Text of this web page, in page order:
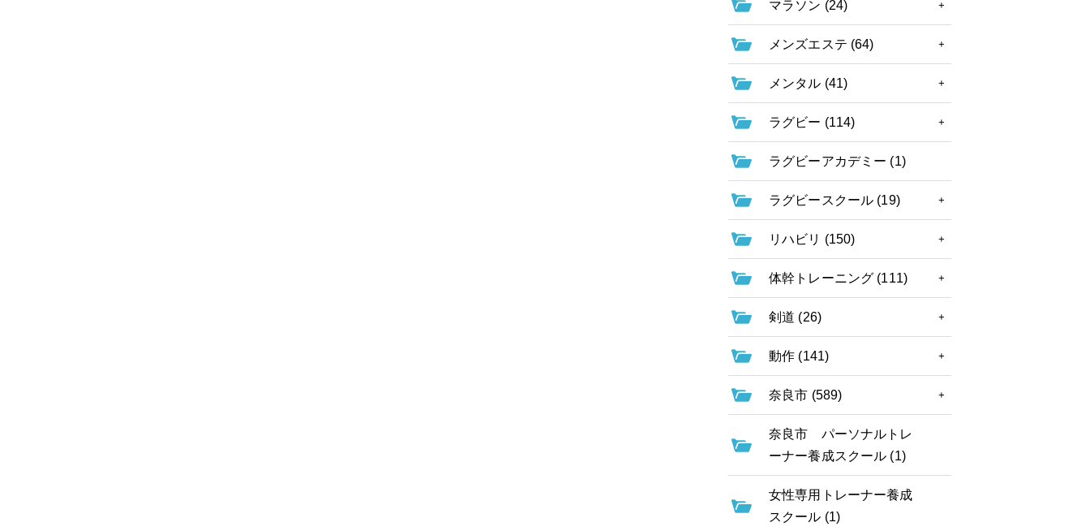
マラソン (24)
メンズエステ (64)
メンタル (41)
ラグビー (114)
ラグビーアカデミー (1)
ラグビースクール (19)
リハビリ (150)
体幹トレーニング (111)
剣道 (26)
動作 (141)
奈良市 (589)
奈良市 パーソナルトレ
ーナー養成スクール (1)
女性専用トレーナー養成
スクール (1)